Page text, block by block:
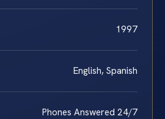
1997
English, Spanish
Phones Answered 24/7